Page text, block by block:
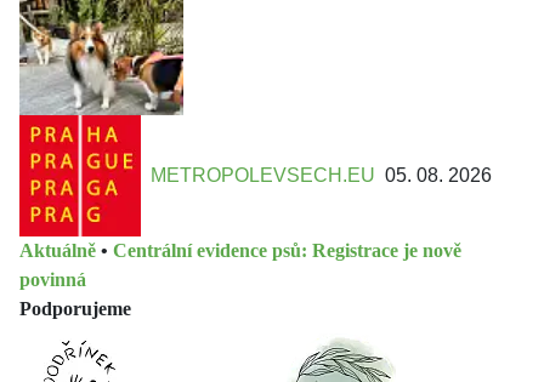
METROPOLEVSECH.EU 05. 08. 2026
Aktuálně • Centrální evidence psů: Registrace je nově
povinná
Podporujeme